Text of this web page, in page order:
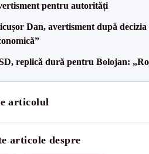
pentru autorități
Dan, avertisment după
replică dură pentru Bolojan:
articolul
articole despre